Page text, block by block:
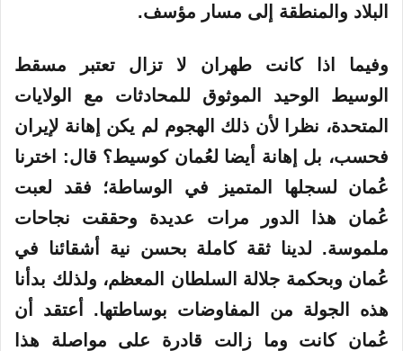
البلاد والمنطقة إلى مسار مؤسف.
وفيما اذا كانت طهران لا تزال تعتبر مسقط
الوسيط الوحيد الموثوق للمحادثات مع الولايات
المتحدة، نظرا لأن ذلك الهجوم لم يكن إهانة لإيران
فحسب، بل إهانة أيضا لعُمان كوسيط؟ قال: اخترنا
عُمان لسجلها المتميز في الوساطة؛ فقد لعبت
عُمان هذا الدور مرات عديدة وحققت نجاحات
ملموسة. لدينا ثقة كاملة بحسن نية أشقائنا في
عُمان وبحكمة جلالة السلطان المعظم، ولذلك بدأنا
هذه الجولة من المفاوضات بوساطتها. أعتقد أن
عُمان كانت وما زالت قادرة على مواصلة هذا